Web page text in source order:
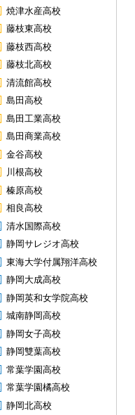
焼津水産高校
藤枝東高校
藤枝西高校
藤枝北高校
清流館高校
島田高校
島田工業高校
島田商業高校
金谷高校
川根高校
榛原高校
相良高校
清水国際高校
静岡サレジオ高校
東海大学付属翔洋高校
静岡大成高校
静岡英和女学院高校
城南静岡高校
静岡女子高校
静岡雙葉高校
常葉学園高校
常葉学園橘高校
静岡北高校